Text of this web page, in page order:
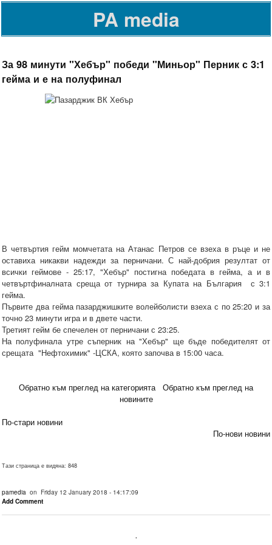
PA media
За 98 минути "Хебър" победи "Миньор" Перник с 3:1
гейма и е на полуфинал
В четвъртия гейм момчетата на Атанас Петров се взеха в ръце и не
оставиха никакви надежди за перничани. С най-добрия резултат от
всички геймове - 25:17, "Хебър" постигна победата в гейма, а и в
четвъртфиналната среща от турнира за Купата на България с 3:1
гейма .
Първите два гейма пазарджишките волейболисти взеха с по 25:20 и за
точно 23 минути игра и в двете части.
Третият гейм бе спечелен от перничани с 23:25.
На полуфинала утре съперник на "Хебър" ще бъде победителят от
срещата "Нефтохимик" -ЦСКА, която започва в 15:00 часа.
Обратно към преглед на категорията
Обратно към преглед на
новините
По-стари новини
По-нови новини
Тази страница е видяна: 848
pamedia on Friday 12 January 2018 - 14:17:09
Add Comment
.